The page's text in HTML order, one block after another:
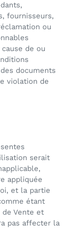
fournisseurs,
ou
de ou
documents
violation de
serait
appliquée
et la partie
étant
de Vente et
pas affecter la